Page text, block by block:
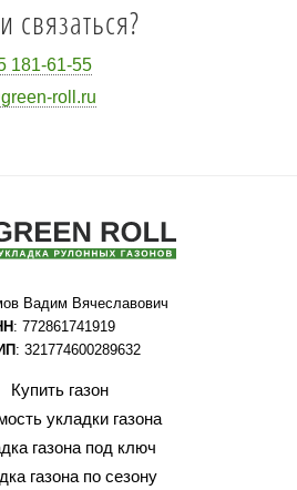
связаться?
181-61-55
roll.ru
Вадим Вячеславович
: 772861741919
: 321774600289632
Купить газон
укладки газона
газона под ключ
газона по сезону